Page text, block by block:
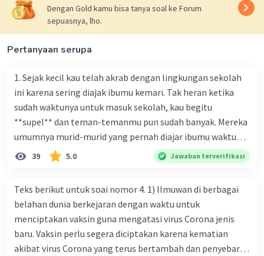
Dengan Gold kamu bisa tanya soal ke Forum
sepuasnya, lho.
Pertanyaan serupa
1. Sejak kecil kau telah akrab dengan lingkungan sekolah
ini karena sering diajak ibumu kemari. Tak heran ketika
sudah waktunya untuk masuk sekolah, kau begitu
**supel** dan teman-temanmu pun sudah banyak. Mereka
umumnya murid-murid yang pernah diajar ibumu waktu
kelas satu. Sedangkan aku? Aku waktu itu baru saja pindah
ke kota kecil ini. Makna kata bercetak tebal dalam kutipan
baik
39 5.0 Jawaban terverifikasi
Teks berikut untuk soai nomor 4. 1) Ilmuwan di berbagai
belahan dunia berkejaran dengan waktu untuk
menciptakan vaksin guna mengatasi virus Corona jenis
baru. Vaksin perlu segera diciptakan karena kematian
akibat virus Corona yang terus bertambah dan penyebaran